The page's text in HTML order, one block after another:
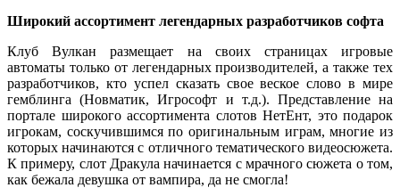
Широкий ассортимент легендарных разработчиков софта
Клуб Вулкан размещает на своих страницах игровые
автоматы только от легендарных производителей, а также тех
разработчиков, кто успел сказать свое веское слово в мире
гемблинга (Новматик, Игрософт и т.д.). Представление на
портале широкого ассортимента слотов НетЕнт, это подарок
игрокам, соскучившимся по оригинальным играм, многие из
которых начинаются с отличного тематического видеосюжета.
К примеру, слот Дракула начинается с мрачного сюжета о том,
как бежала девушка от вампира, да не смогла!